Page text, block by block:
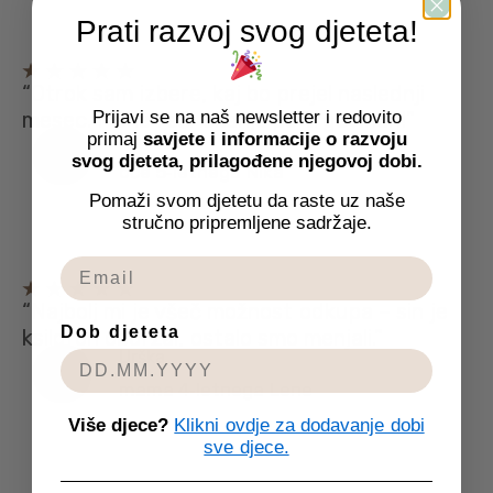
“Otrok sam izbere, kaj bo prejel naslednji
mesec. Mene reši iskanja po trgovinah!”
Marko
oče 5‑letnega Nika
“Najbolj mi je všeč možnost odkupa – sin je
ksilofon obdržal, ostalo smo menjali.”
mama 4‑letnega Lene
Prati razvoj svog djeteta!
Prijavi se na naš newsletter i redovito
primaj savjete i informacije o razvoju
svog djeteta, prilagođene njegovoj dobi.
Pomaži svom djetetu da raste uz naše
stručno pripremljene sadržaje.
Dob djeteta
Više djece? Klikni ovdje za dodavanje dobi
sve djece.